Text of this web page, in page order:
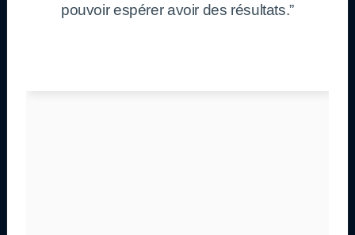
pouvoir espérer avoir des résultats.”